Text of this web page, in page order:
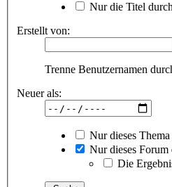
Nur die Titel
Erstellt von:
Trenne Benutzernamen
Neuer als:
Nur dieses
Nur dieses Forum
Die